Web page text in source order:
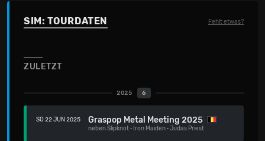
SIM: TOURDATEN Fehlt etwas?
ZULETZT
2025 6
SO 22 JUN 2025 Graspop Metal Meeting 2025
nebenSlipknot· Iron Maiden·Judas Priest